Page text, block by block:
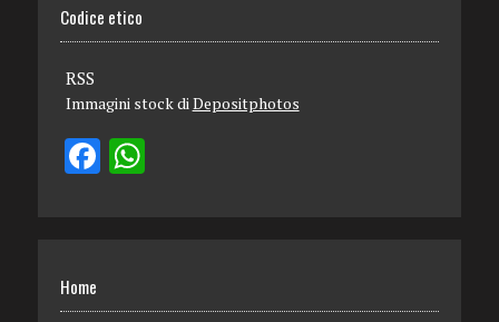
Codice etico
RSS
Immagini stock di Depositphotos
Home